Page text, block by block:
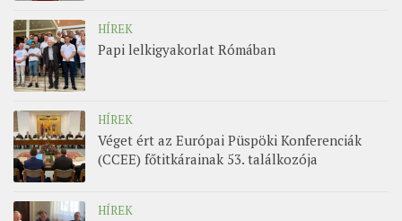
HÍREK
Papi lelkigyakorlat Rómában
HÍREK
Véget ért az Európai Püspöki Konferenciák
(CCEE) főtitkárainak 53. találkozója
HÍREK